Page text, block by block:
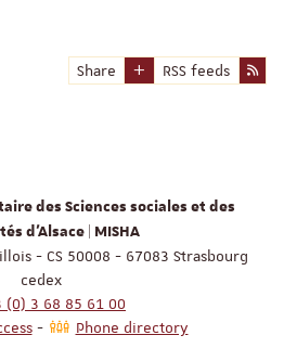
Share RSS feeds
des Sciences sociales et des
d'Alsace | MISHA
- CS 50008 - 67083 Strasbourg
cedex
(0) 3 68 85 61 00
Phone directory